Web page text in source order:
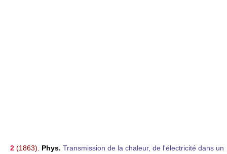
2 (1863). Phys. Transmission de la chaleur, de l'électricité dans un